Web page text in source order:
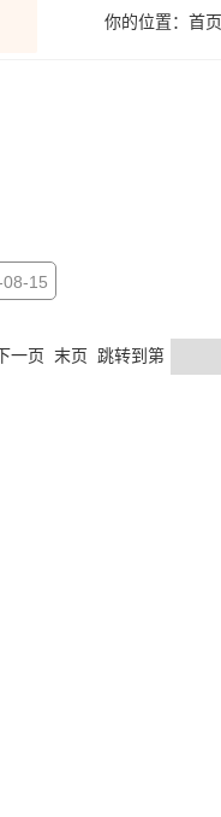
你的位置： 首页
08-15
一页 末页 跳转到第